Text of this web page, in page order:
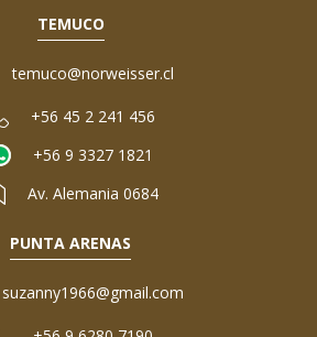
TEMUCO
temuco@norweisser.cl
+56 45 2 241 456
+56 9 3327 1821
Av. Alemania 0684
PUNTA ARENAS
suzanny1966@gmail.com